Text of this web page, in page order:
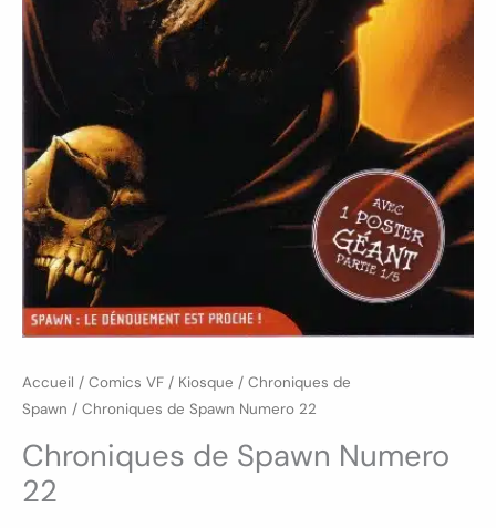
Accueil / Comics VF / Kiosque / Chroniques de
Spawn / Chroniques de Spawn Numero 22
Chroniques de Spawn Numero
22